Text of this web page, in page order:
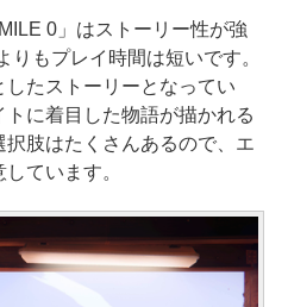
0」はストーリー性が強
りもプレイ時間は短いです。
たストーリーとなってい
に着目した物語が描かれる
肢はたくさんあるので、エ
ています。